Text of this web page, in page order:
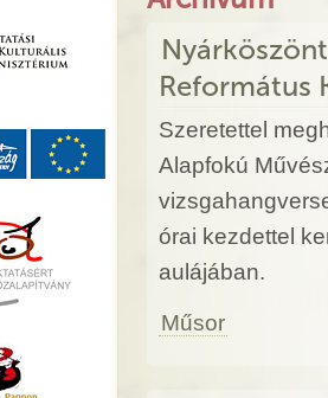
Református
Szeretettel
Alapfokú
órai kezdettel
aulájában.
Műsor